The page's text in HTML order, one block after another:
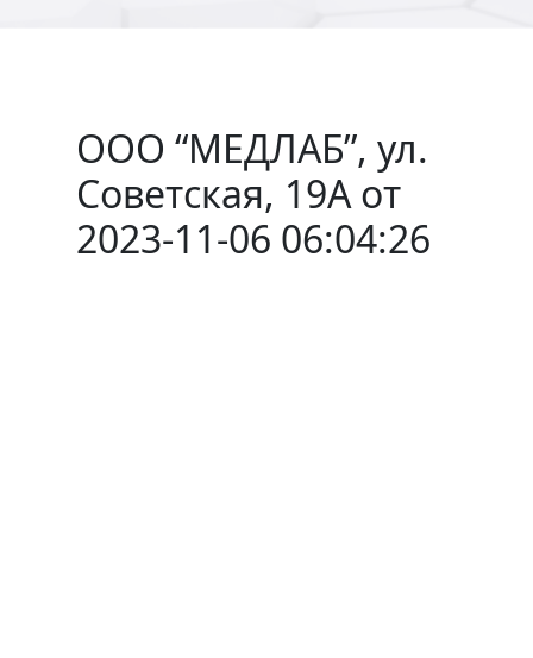
ООО “МЕДЛАБ”, ул.
Советская, 19А от
2023-11-06 06:04:26